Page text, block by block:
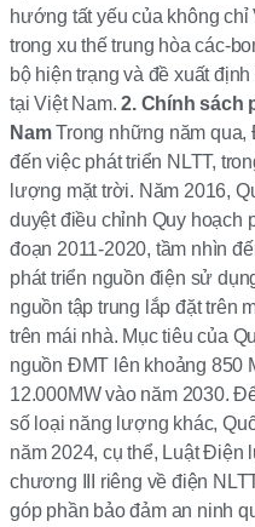
hướng tất yếu của không
trong xu thế trung hòa các-
bộ hiện trạng và đề xuất
tại Việt Nam.2. Chính sách
NamTrong những năm qua,
đến việc phát triển NLTT,
lượng mặt trời. Năm 2016,
duyệt điều chỉnh Quy hoạch
đoạn 2011-2020, tầm nhìn
phát triển nguồn điện sử
nguồn tập trung lắp đặt trên
trên mái nhà. Mục tiêu của
nguồn ĐMT lên khoảng 850
12.000MW vào năm 2030.
số loại năng lượng khác,
năm 2024, cụ thể, Luật Điện
chương III riêng về điện
góp phần bảo đảm an ninh